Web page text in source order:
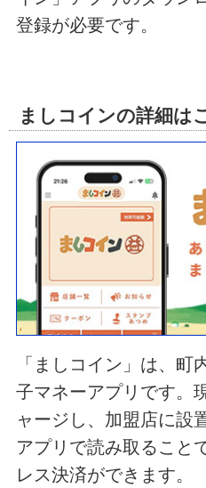
登録が必要です。
ましコインの詳細は
「ましコイン」は、町
子マネーアプリです。
ャージし、加盟店に設
アプリで読み取ること
レス決済ができます。